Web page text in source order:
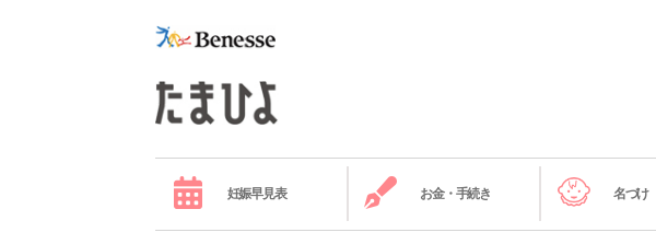
妊娠早見表 お金・手続き 名づけ